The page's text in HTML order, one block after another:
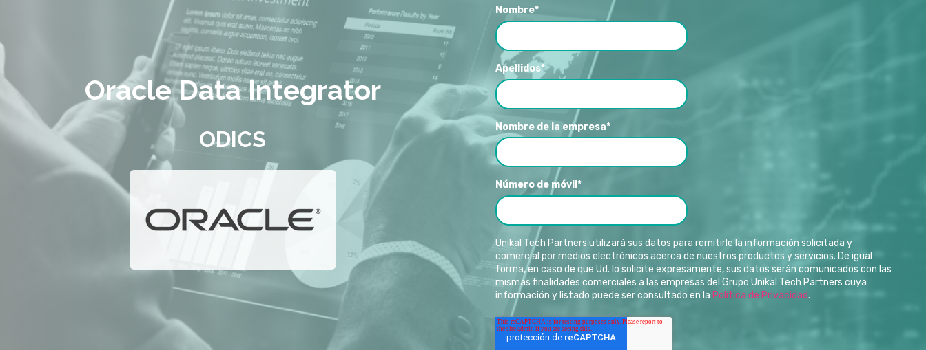
Oracle Data Integrator
ODICS
Nombre*
Apellidos*
Nombre de la empresa*
Número de móvil *
Unikal Tech Partners utilizará sus datos para remitirle la información solicitada y
comercial por medios electrónicos acerca de nuestros productos y servicios. De igual
forma, en caso de que Ud. lo solicite expresamente, sus datos serán comunicados con las
mismas finalidades comerciales a las empresas del Grupo Unikal Tech Partners cuya
información y listado puede ser consultado en la Política de Privacidad.